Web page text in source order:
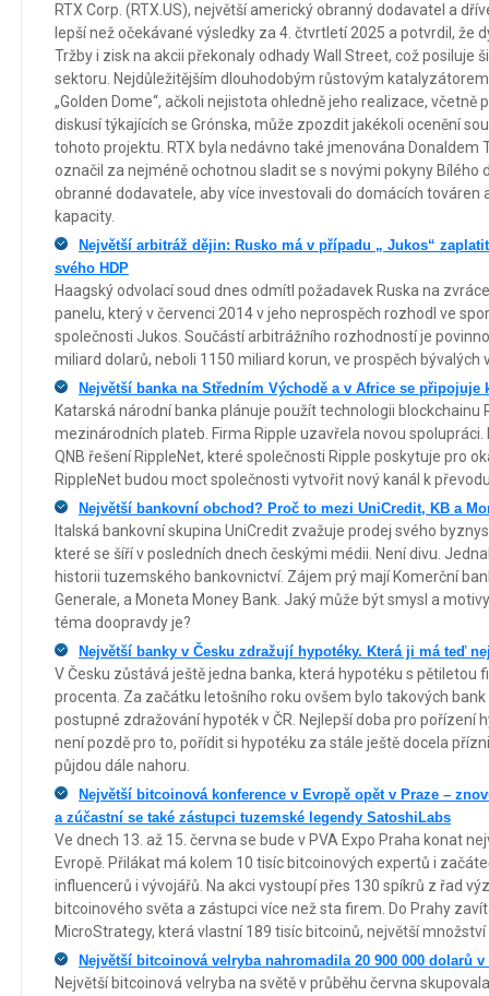
RTX Corp. (RTX.US), největší americký obranný dodavatel a
lepší než očekávané výsledky za 4. čtvrtletí 2025 a potvrdil, že
Tržby i zisk na akcii překonaly odhady Wall Street, což posiluje
sektoru. Nejdůležitějším dlouhodobým růstovým
„Golden Dome“, ačkoli nejistota ohledně jeho realizace, včetně
diskusí týkajících se Grónska, může zpozdit jakékoli ocenění
tohoto projektu. RTX byla nedávno také jmenována Donaldem
označil za nejméně ochotnou sladit se s novými pokyny Bílého
obranné dodavatele, aby více investovali do domácích továren
kapacity.
Největší arbitráž dějin: Rusko má v případu „ Jukos“
svého HDP
Haagský odvolací soud dnes odmítl požadavek Ruska na
panelu, který v červenci 2014 v jeho neprospěch rozhodl ve
společnosti Jukos. Součástí arbitrážního rozhodností je
miliard dolarů, neboli 1150 miliard korun, ve prospěch bývalých
Největší banka na Středním Východě a v Africe se připojuje
Katarská národní banka plánuje použít technologii blockchainu
mezinárodních plateb. Firma Ripple uzavřela novou
QNB řešení RippleNet, které společnosti Ripple poskytuje pro
RippleNet budou moct společnosti vytvořit nový kanál k
Největší bankovní obchod? Proč to mezi UniCredit, KB a
Italská bankovní skupina UniCredit zvažuje prodej svého
které se šíří v posledních dnech českými médii. Není divu.
historii tuzemského bankovnictví. Zájem prý mají Komerční
Generale, a Moneta Money Bank. Jaký může být smysl a
téma doopravdy je?
Největší banky v Česku zdražují hypotéky. Která ji má teď
V Česku zůstává ještě jedna banka, která hypotéku s pětiletou
procenta. Za začátku letošního roku ovšem bylo takových
postupné zdražování hypoték v ČR. Nejlepší doba pro pořízení
není pozdě pro to, pořídit si hypotéku za stále ještě docela
půjdou dále nahoru.
Největší bitcoinová konference v Evropě opět v Praze –
a zúčastní se také zástupci tuzemské legendy SatoshiLabs
Ve dnech 13. až 15. června se bude v PVA Expo Praha konat
Evropě. Přilákat má kolem 10 tisíc bitcoinových expertů i
influencerů i vývojářů. Na akci vystoupí přes 130 spíkrů z řad
bitcoinového světa a zástupci více než sta firem. Do Prahy
MicroStrategy, která vlastní 189 tisíc bitcoinů, největší množství
Největší bitcoinová velryba nahromadila 20 900 000 dolarů v
Největší bitcoinová velryba na světě v průběhu června